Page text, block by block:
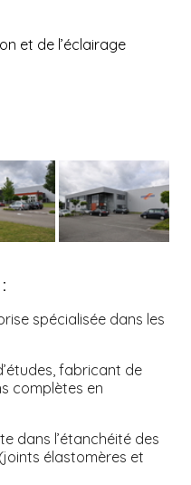
et de l’éclairage
spécialisée dans les
fabricant de
complètes en
dans l’étanchéité des
élastomères et